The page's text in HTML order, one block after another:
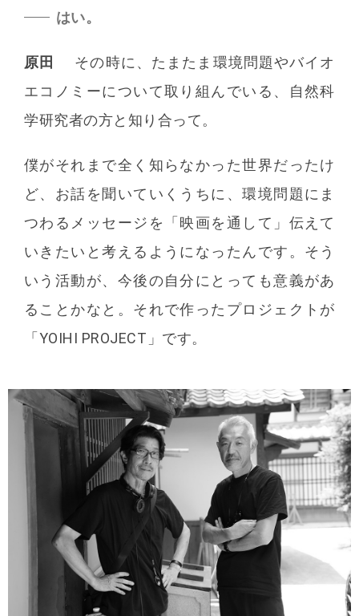
はい。
原田
その時に、たまたま環境問題やバイオ
エコノミーについて取り組んでいる、自然科
学研究者の方と知り合って。
僕がそれまで全く知らなかった世界だったけ
ど、お話を聞いていくうちに、環境問題にま
つわるメッセージを「映画を通して」伝えて
いきたいと考えるようになったんです。そう
いう活動が、今後の自分にとっても意義があ
ることかなと。それで作ったプロジェクトが
「YOIHI PROJECT」です。